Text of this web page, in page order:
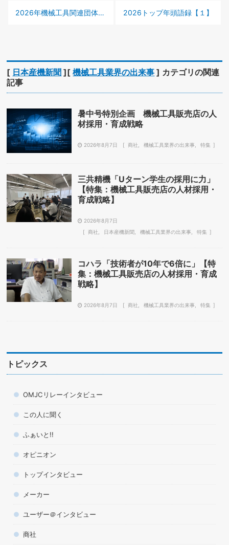
前の記事 :
2026年機械工具関連団体の需要見通し 航空、防衛や造船のけん引に期待 次の記事 :
2026トップ年頭語録【１】
[ 日本産機新聞 ][機械工具業界の出来事 ] カテゴリの関連
記事
暑中号特別企画 機械工具販売店の人
材採用・育成戦略
2026年8月7日 商社 機械工具業界の出来事 特集
三共精機「Uターン学生の採用に力」
【特集：機械工具販売店の人材採用・
育成戦略】
2026年8月7日
商社
日本産機新聞 機械工具業界の出来事 特集
コハラ「技術者が10年で6倍に」【特
集：機械工具販売店の人材採用・育成
戦略】
2026年8月7日 商社 機械工具業界の出来事 特集
トピックス
OMJCリレーインタビュー
この人に聞く
ふぁいと!!
オピニオン
トップインタビュー
メーカー
ユーザー＠インタビュー
商社